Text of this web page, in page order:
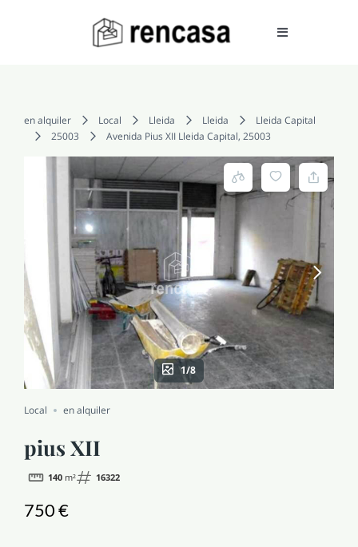
Toggle
SERVICIOS
CONOCENOS
NOTICIAS Y BLOG
PERFIL
en alquiler Local Lleida Lleida
Lleida Capital
25003
Avenida Pius XII Lleida Capital, 25003
1/8
Local en alquiler
pius XII
140 m² 16322
750 €